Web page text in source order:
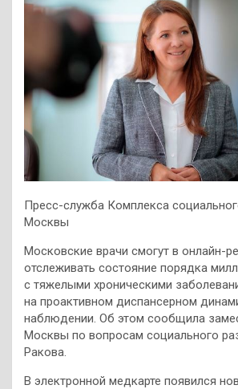
Пресс-служба Комплекса
Москвы
Московские врачи смогут в онлайн-
отслеживать состояние порядка
с тяжелыми хроническими
на проактивном диспансерном
наблюдении. Об этом сообщила
Москвы по вопросам социального
Ракова.
В электронной медкарте появился